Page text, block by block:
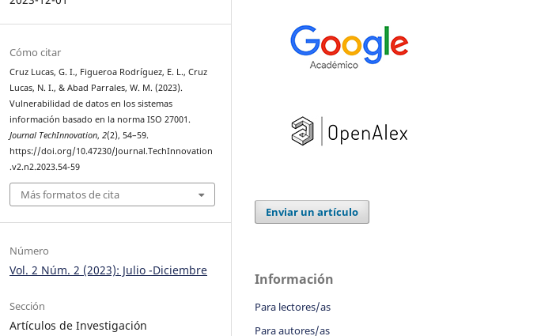
Cómo citar
Cruz Lucas, G. I., Figueroa Rodríguez, E. L., Cruz
Lucas, N. I., & Abad Parrales, W. M. (2023).
Vulnerabilidad de datos en los sistemas
información basado en la norma ISO 27001.
Journal TechInnovation,2(2), 54–59.
https://doi.org/10.47230/Journal.TechInnovation
.v2.n2.2023.54-59
Más formatos de cita
Número
Vol. 2 Núm. 2 (2023): Julio -Diciembre
Sección
Artículos de Investigación
Enviar un artículo
Información
Para lectores/as
Para autores/as